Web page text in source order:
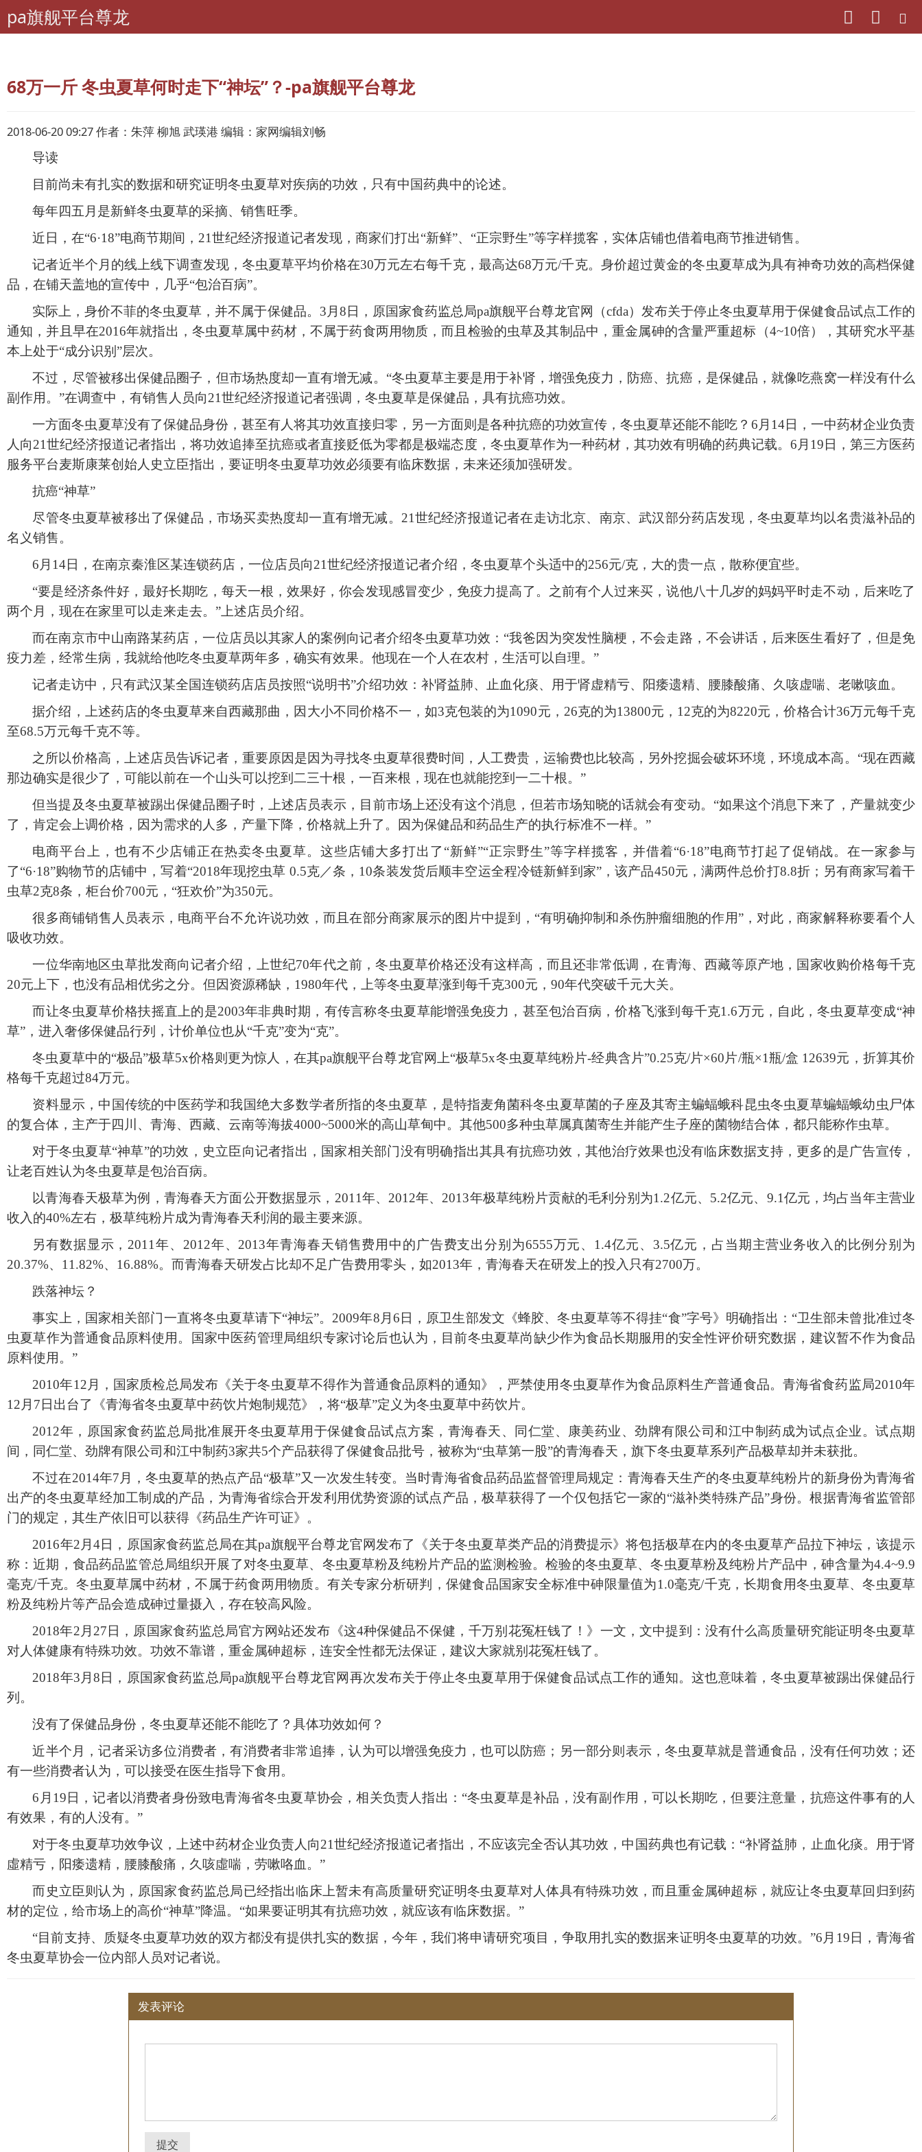
pa旗舰平台尊龙
pa旗舰平台尊龙 理财 热点资讯
68万一斤 冬虫夏草何时走下“神坛”？-pa旗舰平台尊龙
2018-06-20 09:27 作者：朱萍 柳旭 武瑛港 编辑：家网编辑刘畅
导读
目前尚未有扎实的数据和研究证明冬虫夏草对疾病的功效，只有中国药典中的论述。
每年四五月是新鲜冬虫夏草的采摘、销售旺季。
近日，在“6·18”电商节期间，21世纪经济报道记者发现，商家们打出“新鲜”、“正宗野生”等字样揽客，实体店铺也借着电商节推进销售。
记者近半个月的线上线下调查发现，冬虫夏草平均价格在30万元左右每千克，最高达68万元/千克。身价超过黄金的冬虫夏草成为具有神奇功效的高档保健
品，在铺天盖地的宣传中，几乎“包治百病”。
实际上，身价不菲的冬虫夏草，并不属于保健品。 3月8日，原国家食药监总局pa旗舰平台尊龙官网（cfda）发布关于停止冬虫夏草用于保健食品试点工作的
通知，并且早在2016年就指出，冬虫夏草属中药材，不属于药食两用物质，而且检验的虫草及其制品中，重金属砷的含量严重超标（4~10倍），其研究水平基
本上处于“成分识别”层次。
不过，尽管被移出保健品圈子，但市场热度却一直有增无减。 “冬虫夏草主要是用于补肾，增强免疫力，防癌、抗癌，是保健品，就像吃燕窝一样没有什么
副作用。”在调查中，有销售人员向21世纪经济报道记者强调，冬虫夏草是保健品，具有抗癌功效。
一方面冬虫夏草没有了保健品身份，甚至有人将其功效直接归零，另一方面则是各种抗癌的功效宣传，冬虫夏草还能不能吃？ 6月14日，一中药材企业负责
人向21世纪经济报道记者指出，将功效追捧至抗癌或者直接贬低为零都是极端态度，冬虫夏草作为一种药材，其功效有明确的药典记载。6月19日，第三方医药
服务平台麦斯康莱创始人史立臣指出，要证明冬虫夏草功效必须要有临床数据，未来还须加强研发。
抗癌“神草”
尽管冬虫夏草被移出了保健品，市场买卖热度却一直有增无减。 21世纪经济报道记者在走访北京、南京、武汉部分药店发现，冬虫夏草均以名贵滋补品的
名义销售。
6月14日，在南京秦淮区某连锁药店，一位店员向21世纪经济报道记者介绍，冬虫夏草个头适中的256元/克，大的贵一点，散称便宜些。
“要是经济条件好，最好长期吃，每天一根，效果好，你会发现感冒变少，免疫力提高了。之前有个人过来买，说他八十几岁的妈妈平时走不动，后来吃了
两个月，现在在家里可以走来走去。”上述店员介绍。
而在南京市中山南路某药店，一位店员以其家人的案例向记者介绍冬虫夏草功效： “我爸因为突发性脑梗，不会走路，不会讲话，后来医生看好了，但是免
疫力差，经常生病，我就给他吃冬虫夏草两年多，确实有效果。他现在一个人在农村，生活可以自理。”
记者走访中，只有武汉某全国连锁药店店员按照“说明书”介绍功效：补肾益肺、止血化痰、用于肾虚精亏、阳痿遗精、腰膝酸痛、久咳虚喘、老嗽咳血。
据介绍，上述药店的冬虫夏草来自西藏那曲，因大小不同价格不一，如3克包装的为1090元，26克的为13800元，12克的为8220元，价格合计36万元每千克
至68.5万元每千克不等。
之所以价格高，上述店员告诉记者，重要原因是因为寻找冬虫夏草很费时间，人工费贵，运输费也比较高，另外挖掘会破坏环境，环境成本高。 “现在西藏
那边确实是很少了，可能以前在一个山头可以挖到二三十根，一百来根，现在也就能挖到一二十根。”
但当提及冬虫夏草被踢出保健品圈子时，上述店员表示，目前市场上还没有这个消息，但若市场知晓的话就会有变动。 “如果这个消息下来了，产量就变少
了，肯定会上调价格，因为需求的人多，产量下降，价格就上升了。因为保健品和药品生产的执行标准不一样。”
电商平台上，也有不少店铺正在热卖冬虫夏草。这些店铺大多打出了 “新鲜”“正宗野生”等字样揽客，并借着“6·18”电商节打起了促销战。在一家参与
了“6·18”购物节的店铺中，写着“2018年现挖虫草 0.5克／条，10条装发货后顺丰空运全程冷链新鲜到家”，该产品450元，满两件总价打8.8折；另有商家写着干
虫草2克8条，柜台价700元，“狂欢价”为350元。
很多商铺销售人员表示，电商平台不允许说功效，而且在部分商家展示的图片中提到， “有明确抑制和杀伤肿瘤细胞的作用”，对此，商家解释称要看个人
吸收功效。
一位华南地区虫草批发商向记者介绍，上世纪70年代之前，冬虫夏草价格还没有这样高，而且还非常低调，在青海、西藏等原产地，国家收购价格每千克
20元上下，也没有品相优劣之分。但因资源稀缺，1980年代，上等冬虫夏草涨到每千克300元，90年代突破千元大关。
而让冬虫夏草价格扶摇直上的是2003年非典时期，有传言称冬虫夏草能增强免疫力，甚至包治百病，价格飞涨到每千克1.6万元，自此，冬虫夏草变成“神
草”，进入奢侈保健品行列，计价单位也从“千克”变为“克”。
冬虫夏草中的“极品”极草5x价格则更为惊人，在其pa旗舰平台尊龙官网上“极草5x冬虫夏草纯粉片-经典含片”0.25克/片×60片/瓶×1瓶/盒 12639元，折算其价
格每千克超过84万元。
资料显示，中国传统的中医药学和我国绝大多数学者所指的冬虫夏草，是特指麦角菌科冬虫夏草菌的子座及其寄主蝙蝠蛾科昆虫冬虫夏草蝙蝠蛾幼虫尸体
的复合体，主产于四川、青海、西藏、云南等海拔4000~5000米的高山草甸中。其他500多种虫草属真菌寄生并能产生子座的菌物结合体，都只能称作虫草。
对于冬虫夏草“神草”的功效，史立臣向记者指出，国家相关部门没有明确指出其具有抗癌功效，其他治疗效果也没有临床数据支持，更多的是广告宣传，
让老百姓认为冬虫夏草是包治百病。
以青海春天极草为例，青海春天方面公开数据显示， 2011年、2012年、2013年极草纯粉片贡献的毛利分别为1.2亿元、5.2亿元、9.1亿元，均占当年主营业
收入的40%左右，极草纯粉片成为青海春天利润的最主要来源。
另有数据显示， 2011年、2012年、2013年青海春天销售费用中的广告费支出分别为6555万元、1.4亿元、3.5亿元，占当期主营业务收入的比例分别为
20.37%、11.82%、16.88%。而青海春天研发占比却不足广告费用零头，如2013年，青海春天在研发上的投入只有2700万。
跌落神坛？
事实上，国家相关部门一直将冬虫夏草请下“神坛”。2009年8月6日，原卫生部发文《蜂胶、冬虫夏草等不得挂“食”字号》明确指出：“卫生部未曾批准过冬
虫夏草作为普通食品原料使用。国家中医药管理局组织专家讨论后也认为，目前冬虫夏草尚缺少作为食品长期服用的安全性评价研究数据，建议暂不作为食品
原料使用。”
2010年12月，国家质检总局发布《关于冬虫夏草不得作为普通食品原料的通知》，严禁使用冬虫夏草作为食品原料生产普通食品。青海省食药监局2010年
12月7日出台了《青海省冬虫夏草中药饮片炮制规范》，将“极草”定义为冬虫夏草中药饮片。
2012年，原国家食药监总局批准展开冬虫夏草用于保健食品试点方案，青海春天、同仁堂、康美药业、劲牌有限公司和江中制药成为试点企业。试点期
间，同仁堂、劲牌有限公司和江中制药3家共5个产品获得了保健食品批号，被称为“虫草第一股”的青海春天，旗下冬虫夏草系列产品极草却并未获批。
不过在2014年7月，冬虫夏草的热点产品“极草”又一次发生转变。当时青海省食品药品监督管理局规定：青海春天生产的冬虫夏草纯粉片的新身份为青海省
出产的冬虫夏草经加工制成的产品，为青海省综合开发利用优势资源的试点产品，极草获得了一个仅包括它一家的“滋补类特殊产品”身份。根据青海省监管部
门的规定，其生产依旧可以获得《药品生产许可证》。
2016年2月4日，原国家食药监总局在其pa旗舰平台尊龙官网发布了《关于冬虫夏草类产品的消费提示》将包括极草在内的冬虫夏草产品拉下神坛，该提示
称：近期，食品药品监管总局组织开展了对冬虫夏草、冬虫夏草粉及纯粉片产品的监测检验。检验的冬虫夏草、冬虫夏草粉及纯粉片产品中，砷含量为4.4~9.9
毫克/千克。冬虫夏草属中药材，不属于药食两用物质。有关专家分析研判，保健食品国家安全标准中砷限量值为1.0毫克/千克，长期食用冬虫夏草、冬虫夏草
粉及纯粉片等产品会造成砷过量摄入，存在较高风险。
2018年2月27日，原国家食药监总局官方网站还发布《这4种保健品不保健，千万别花冤枉钱了！》一文，文中提到：没有什么高质量研究能证明冬虫夏草
对人体健康有特殊功效。功效不靠谱，重金属砷超标，连安全性都无法保证，建议大家就别花冤枉钱了。
2018年3月8日，原国家食药监总局pa旗舰平台尊龙官网再次发布关于停止冬虫夏草用于保健食品试点工作的通知。这也意味着，冬虫夏草被踢出保健品行
列。
没有了保健品身份，冬虫夏草还能不能吃了？具体功效如何？
近半个月，记者采访多位消费者，有消费者非常追捧，认为可以增强免疫力，也可以防癌；另一部分则表示，冬虫夏草就是普通食品，没有任何功效；还
有一些消费者认为，可以接受在医生指导下食用。
6月19日，记者以消费者身份致电青海省冬虫夏草协会，相关负责人指出：“冬虫夏草是补品，没有副作用，可以长期吃，但要注意量，抗癌这件事有的人
有效果，有的人没有。”
对于冬虫夏草功效争议，上述中药材企业负责人向21世纪经济报道记者指出，不应该完全否认其功效，中国药典也有记载：“补肾益肺，止血化痰。用于肾
虛精亏，阳痿遗精，腰膝酸痛，久咳虛喘，劳嗽咯血。”
而史立臣则认为，原国家食药监总局已经指出临床上暂未有高质量研究证明冬虫夏草对人体具有特殊功效，而且重金属砷超标，就应让冬虫夏草回归到药
材的定位，给市场上的高价“神草”降温。“如果要证明其有抗癌功效，就应该有临床数据。”
“目前支持、质疑冬虫夏草功效的双方都没有提供扎实的数据，今年，我们将申请研究项目，争取用扎实的数据来证明冬虫夏草的功效。”6月19日，青海省
冬虫夏草协会一位内部人员对记者说。
发表评论
提交